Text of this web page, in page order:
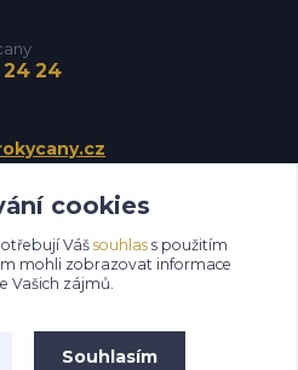
24 24
sběr cookies.
cookies
Váš souhlass použitím
mohli zobrazovat informace
Vašich zájmů.
Souhlasím